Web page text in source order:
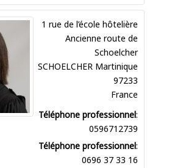
1 rue de l’école hôtelière
Ancienne route de
Schoelcher
SCHOELCHER Martinique
97233
France
Téléphone professionnel:
0596712739
Téléphone professionnel:
0696 37 33 16